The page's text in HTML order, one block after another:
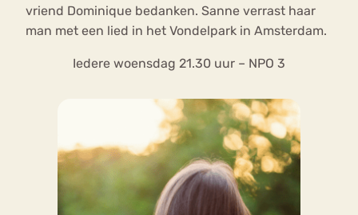
vriend Dominique bedanken. Sanne verrast haar
man met een lied in het Vondelpark in Amsterdam.
Iedere woensdag 21.30 uur – NPO 3